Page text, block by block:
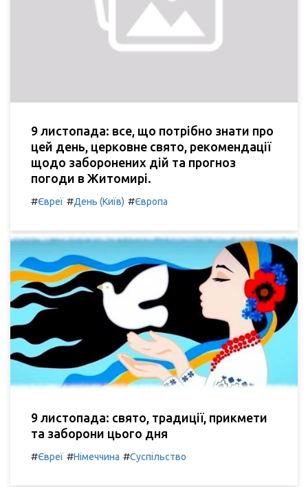
9 листопада: все, що потрібно знати про
цей день, церковне свято, рекомендації
щодо заборонених дій та прогноз
погоди в Житомирі.
#Євреї #День (Київ) #Європа
9 листопада: свято, традиції, прикмети
та заборони цього дня
#Євреї #Німеччина #Суспільство